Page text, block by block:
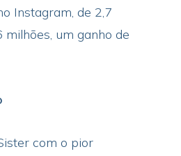
Instagram, de 2,7
um ganho de
com o pior